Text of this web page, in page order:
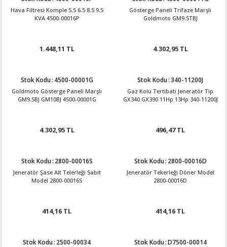
Hava Filtresi Komple 5.5 6.5 8.5 9.5
KVA 4500-00016P
1.448,11 TL
Gösterge Paneli Trifaze Marşlı
Goldmoto GM9.5TBJ
4.302,95 TL
Stok Kodu: 4500-00001G
Goldmoto Gösterge Paneli Marşlı
GM9.5BJ GM10BJ 4500-00001G
4.302,95 TL
Stok Kodu:340-11200J
Gaz Kolu Tertibatı Jeneratör Tip
GX340 GX390 11Hp 13Hp 340-11200J
496,47 TL
Stok Kodu: 2800-00016S
Jeneratör Şase Alt Telerleği Sabit
Model 2800-00016S
414,16 TL
Stok Kodu: 2800-00016D
Jeneratör Tekerleği Döner Model
2800-00016D
414,16 TL
Stok Kodu: 2500-00034 Stok Kodu:D7500-00014